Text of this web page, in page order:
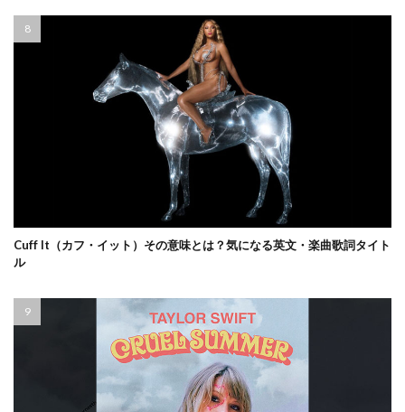
Cuff It（カフ・イット）その意味とは？気になる英文・楽曲歌詞タイト
ル